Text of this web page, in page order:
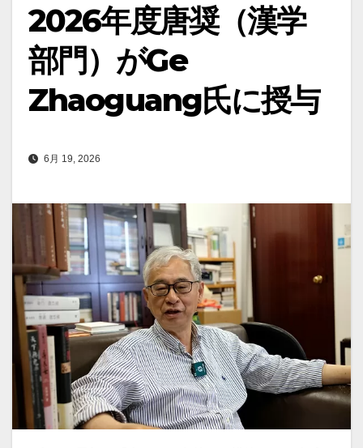
2026年度唐奨（漢学
部門）がGe
Zhaoguang氏に授与
6月 19, 2026